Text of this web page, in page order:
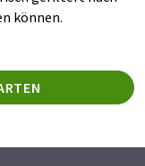
können.